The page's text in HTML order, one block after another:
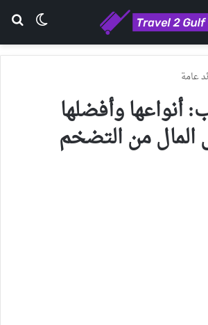
عامة
أنواعها وأفضلها
المال من التضخم